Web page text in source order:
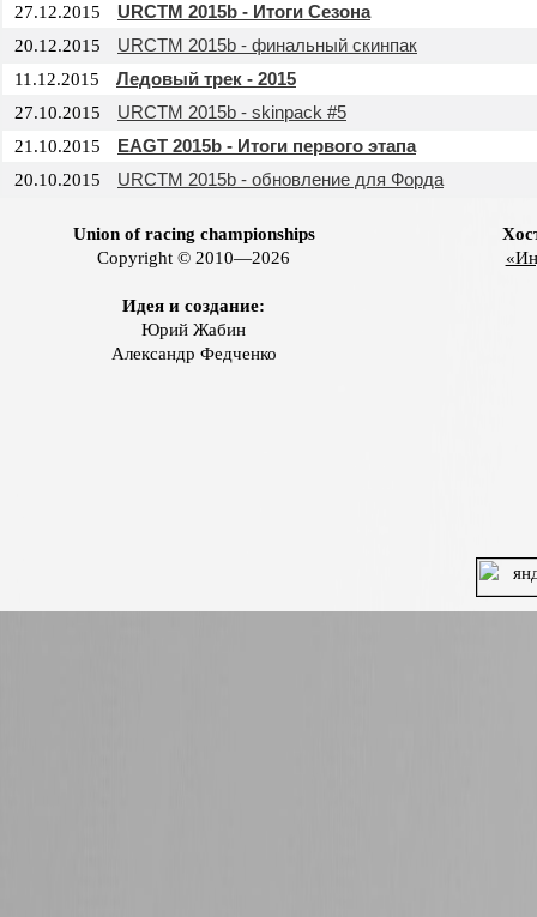
27.12.2015 URCTM 2015b - Итоги Сезона
20.12.2015 URCTM 2015b - финальный скинпак
11.12.2015 Ледовый трек - 2015
27.10.2015 URCTM 2015b - skinpack #5
21.10.2015 EAGT 2015b - Итоги первого этапа
20.10.2015 URCTM 2015b - обновление для Форда
Union of racing championships
Copyright © 2010—2026
Идея и создание:
Юрий Жабин
Александр Федченко